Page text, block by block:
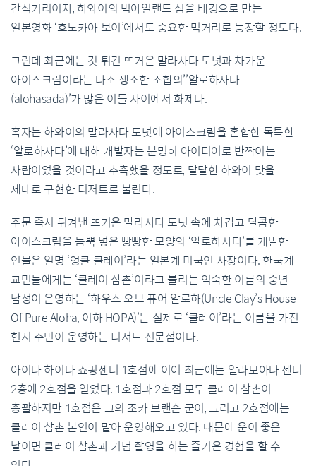
간식거리이자,하와이의 빅아일랜드 섬을 배경으로 만든
일본영화‘호노카아보이’에서도중요한 먹거리로 등장할 정도다.
그런데 최근에는 갓 튀긴 뜨거운 말라사다도넛과 차가운
아이스크림이라는 다소 생소한 조합의’’알로하사다
(alohasada)’가많은 이들 사이에서 화제다.
혹자는 하와이의 말라사다도넛에 아이스크림을 혼합한 독특한
‘알로하사다’에 대해 개발자는 분명히 아이디어로 반짝이는
사람이었을 것이라고 추측했을 정도로, 달달한하와이 맛을
제대로 구현한 디저트로불린다.
주문 즉시 튀겨낸뜨거운 말라사다도넛 속에 차갑고 달콤한
아이스크림을 듬뿍 넣은 빵빵한 모양의 ‘알로하사다’를 개발한
인물은 일명 ‘엉클 클레이 ’라는 일본계 미국인 사장이다. 한국계
교민들에게는 ‘클레이 삼촌’이라고 불리는 익숙한 이름의 중년
남성이 운영하는 ‘하우스 오브퓨어 알로하(Uncle Clay’s House
Of Pure Aloha, 이하HOPA)’는 실제로 ‘클레이 ’라는 이름을 가진
현지 주민이 운영하는 디저트 전문점이다.
아이나하이나 쇼핑센터 1호점에 이어 최근에는 알라모아나 센터
2층에 2호점을 열었다. 1호점과2호점 모두 클레이 삼촌이
총괄하지만 1호점은 그의 조카브랜슨 군이 ,그리고2호점에는
클레이 삼촌본인이 맡아운영해오고 있다. 때문에 운이 좋은
날이면 클레이 삼촌과 기념 촬영을 하는 즐거운 경험을 할 수